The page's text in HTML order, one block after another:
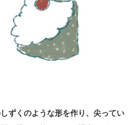
ずくのような形を作り、尖ってい